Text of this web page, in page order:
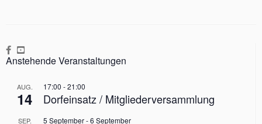
Anstehende Veranstaltungen
AUG.
14
17:00 -21:00
Dorfeinsatz / Mitgliederversammlung
SEP. 5 September-6 September